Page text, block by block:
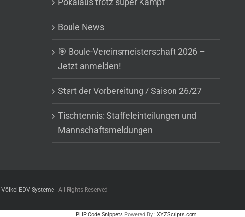
Pokalaus trotz super Kampf
Boule News
🎯 Boule-Vereinsmeisterschaft 2026 –
Jetzt anmelden!
Start der Vorbereitung / Saison 26/27
Tischtennis: Staffeleinteilungen und
Mannschaftsmeldungen
Völkel EDV Systeme | All Rights Reserved
PHP Code Snippets Powered By : XYZScripts.com